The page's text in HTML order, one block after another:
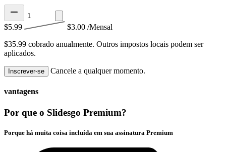
$5.99 $3.00 /Mensal
$35.99 cobrado anualmente. Outros impostos locais podem ser
aplicados.
Inscrever-se Cancele a qualquer momento.
vantagens
Por que o Slidesgo Premium?
Porque há muita coisa incluída em sua assinatura Premium